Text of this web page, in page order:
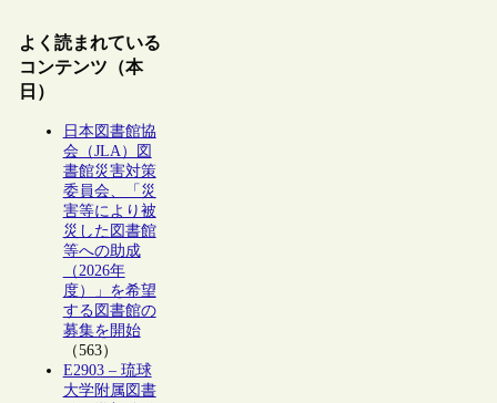
よく読まれている
コンテンツ（本
日）
日本図書館協
会（JLA）図
書館災害対策
委員会、「災
害等により被
災した図書館
等への助成
（2026年
度）」を希望
する図書館の
募集を開始
（563）
E2903 – 琉球
大学附属図書